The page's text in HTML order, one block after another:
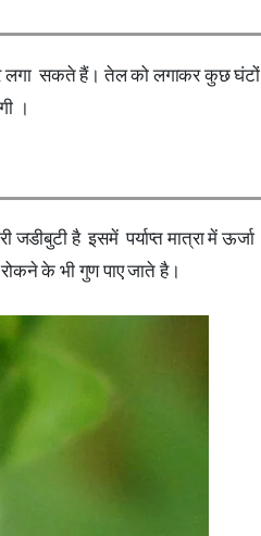
लगा सकते हैं। तेल को लगाकर कुछ घंटों
।
है इसमें पर्याप्त मात्रा में ऊर्जा
के भी गुण पाए जाते है।